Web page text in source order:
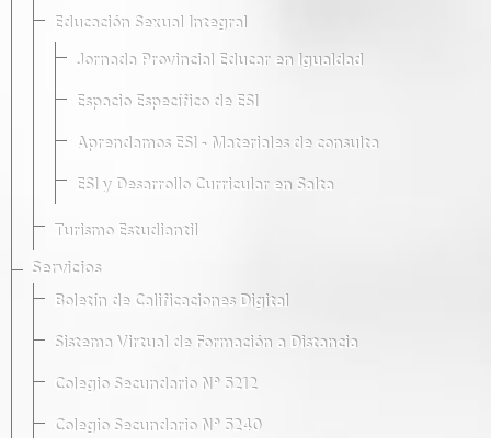
Educación Sexual Integral
Jornada Provincial Educar en Igualdad
Espacio Específico de ESI
Aprendamos ESI - Materiales de consulta
ESI y Desarrollo Curricular en Salta
Turismo Estudiantil
Servicios
Boletín de Calificaciones Digital
Sistema Virtual de Formación a Distancia
Colegio Secundario Nº 5212
Colegio Secundario Nº 5240